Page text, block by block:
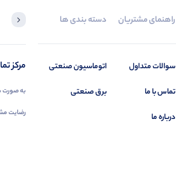
راهنمای مشتریان
سوالات متداول
تماس با ما
درباره ما
دسته بندی ها
اتوماسیون صنعتی
برق صنعتی
مرکز
به صورت
رضایت